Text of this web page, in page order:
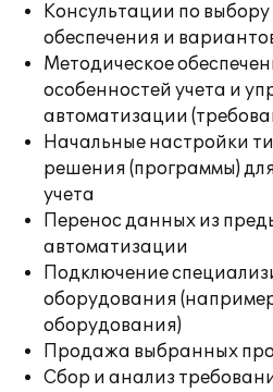
Консультации по
обеспечения и
Методическое
особенностей учета и
автоматизации
Начальные настройки
решения (программы)
учета
Перенос данных из
автоматизации
Подключение
оборудования
оборудования)
Продажа выбранных
Сбор и анализ